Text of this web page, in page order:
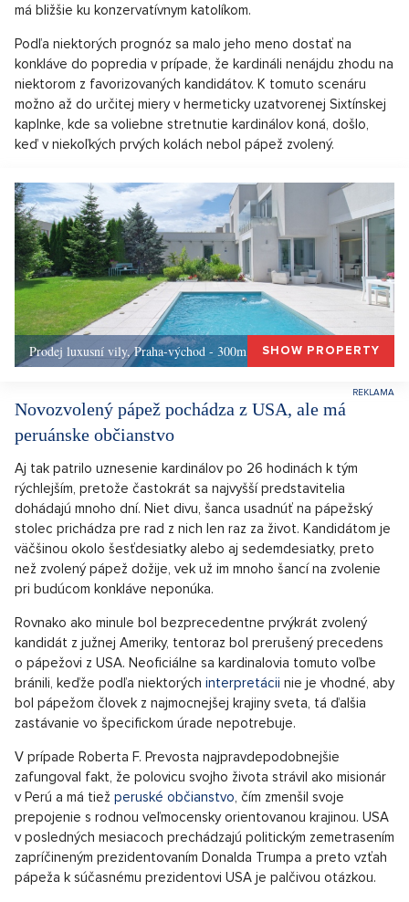
má bližšie ku konzervatívnym katolíkom.
Podľa niektorých prognóz sa malo jeho meno dostať na
konkláve do popredia v prípade, že kardináli nenájdu zhodu na
niektorom z favorizovaných kandidátov. K tomuto scenáru
možno až do určitej miery v hermeticky uzatvorenej Sixtínskej
kaplnke, kde sa voliebne stretnutie kardinálov koná, došlo,
keď v niekoľkých prvých kolách nebol pápež zvolený.
Prodej luxusní vily, Praha-východ - 300m, Okolí PrahySHOW PROPERTY
Novozvolený pápež pochádza z USA, ale má
peruánske občianstvo
Aj tak patrilo uznesenie kardinálov po 26 hodinách k tým
rýchlejším, pretože častokrát sa najvyšší predstavitelia
dohádajú mnoho dní. Niet divu, šanca usadnúť na pápežský
stolec prichádza pre rad z nich len raz za život. Kandidátom je
väčšinou okolo šesťdesiatky alebo aj sedemdesiatky, preto
než zvolený pápež dožije, vek už im mnoho šancí na zvolenie
pri budúcom konkláve neponúka.
Rovnako ako minule bol bezprecedentne prvýkrát zvolený
kandidát z južnej Ameriky, tentoraz bol prerušený precedens
o pápežovi z USA. Neoficiálne sa kardinalovia tomuto voľbe
bránili, keďže podľa niektorých interpretácii nie je vhodné, aby
bol pápežom človek z najmocnejšej krajiny sveta, tá ďalšia
zastávanie vo špecifickom úrade nepotrebuje.
V prípade Roberta F. Prevosta najpravdepodobnejšie
zafungoval fakt, že polovicu svojho života strávil ako misionár
v Perú a má tiež peruské občianstvo, čím zmenšil svoje
prepojenie s rodnou veľmocensky orientovanou krajinou. USA
v posledných mesiacoch prechádzajú politickým zemetrasením
zapríčineným prezidentovaním Donalda Trumpa a preto vzťah
pápeža k súčasnému prezidentovi USA je palčivou otázkou.